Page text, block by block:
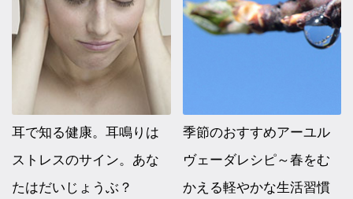
耳で知る健康。耳鳴りは
ストレスのサイン。あな
たはだいじょうぶ？
季節のおすすめアーユル
ヴェーダレシピ～春をむ
かえる軽やかな生活習慣